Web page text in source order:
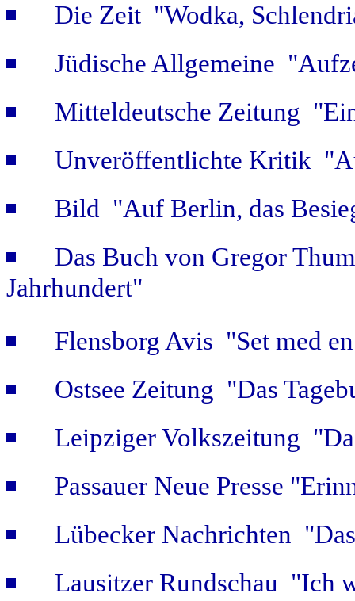
Die Zeit "Wodka,
Jüdische Allgemeine
Mitteldeutsche Zeitung
Unveröffentlichte Kritik
Bild "Auf Berlin, das
Das Buch von Gregor
Jahrhundert"
Flensborg Avis "Set med
Ostsee Zeitung "Das
Leipziger Volkszeitung
Passauer Neue Presse
Lübecker Nachrichten
Lausitzer Rundschau "Ich